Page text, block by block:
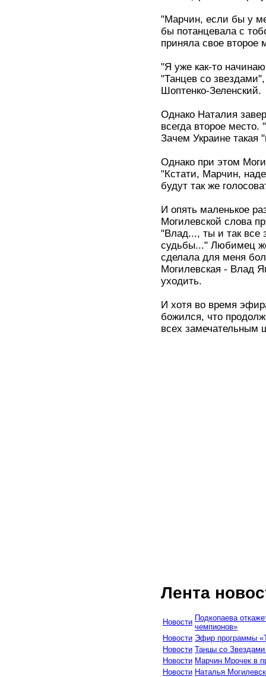
"Марчин, если бы у
бы потанцевала с
приняла свое второе
"Я уже как-то
"Танцев со
Шоптенко-Зеленский.
Однако Наталия
всегда второе
Зачем Украине такая
Однако при этом
"Кстати, Марчин,
будут так же
И опять маленькое
Могилевской слова
"Влад..., ты и так все
судьбы..." Любимец
сделала для меня
Могилевская - Влад
уходить.
И хотя во время
божился, что
всех замечательным
Лента
Новости Подкопаева
чемпионов»
Новости Эфир программы
Новости Танцы со
Новости Марчин Мрочек в
Новости Наталья